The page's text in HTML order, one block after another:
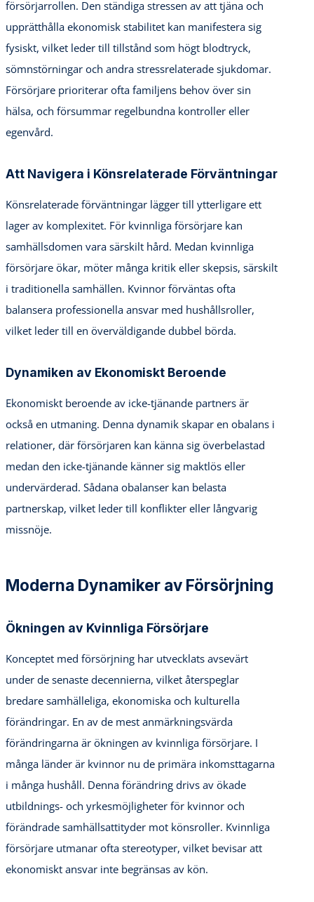
försörjarrollen. Den ständiga stressen av att tjäna och
upprätthålla ekonomisk stabilitet kan manifestera sig
fysiskt, vilket leder till tillstånd som högt blodtryck,
sömnstörningar och andra stressrelaterade sjukdomar.
Försörjare prioriterar ofta familjens behov över sin
hälsa, och försummar regelbundna kontroller eller
egenvård.
Att Navigera i Könsrelaterade Förväntningar
Könsrelaterade förväntningar lägger till ytterligare ett
lager av komplexitet. För kvinnliga försörjare kan
samhällsdomen vara särskilt hård. Medan kvinnliga
försörjare ökar, möter många kritik eller skepsis, särskilt
i traditionella samhällen. Kvinnor förväntas ofta
balansera professionella ansvar med hushållsroller,
vilket leder till en överväldigande dubbel börda.
Dynamiken av Ekonomiskt Beroende
Ekonomiskt beroende av icke-tjänande partners är
också en utmaning. Denna dynamik skapar en obalans i
relationer, där försörjaren kan känna sig överbelastad
medan den icke-tjänande känner sig maktlös eller
undervärderad. Sådana obalanser kan belasta
partnerskap, vilket leder till konflikter eller långvarig
missnöje.
Moderna Dynamiker av Försörjning
Ökningen av Kvinnliga Försörjare
Konceptet med försörjning har utvecklats avsevärt
under de senaste decennierna, vilket återspeglar
bredare samhälleliga, ekonomiska och kulturella
förändringar. En av de mest anmärkningsvärda
förändringarna är ökningen av kvinnliga försörjare. I
många länder är kvinnor nu de primära inkomsttagarna
i många hushåll. Denna förändring drivs av ökade
utbildnings- och yrkesmöjligheter för kvinnor och
förändrade samhällsattityder mot könsroller. Kvinnliga
försörjare utmanar ofta stereotyper, vilket bevisar att
ekonomiskt ansvar inte begränsas av kön.